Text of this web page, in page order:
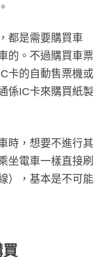
。
都是需要購買車
的。不過購買車票
卡的自動售票機或
係IC卡來購買紙製
時，想要不進行其
坐電車一樣直接刷
），基本是不可能